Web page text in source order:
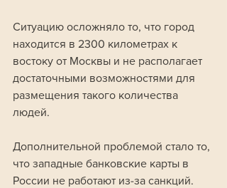
Ситуацию осложняло то, что город
находится в 2300 километрах к
востоку от Москвы и не располагает
достаточными возможностями для
размещения такого количества
людей.
Дополнительной проблемой стало то,
что западные банковские карты в
России не работают из-за санкций.